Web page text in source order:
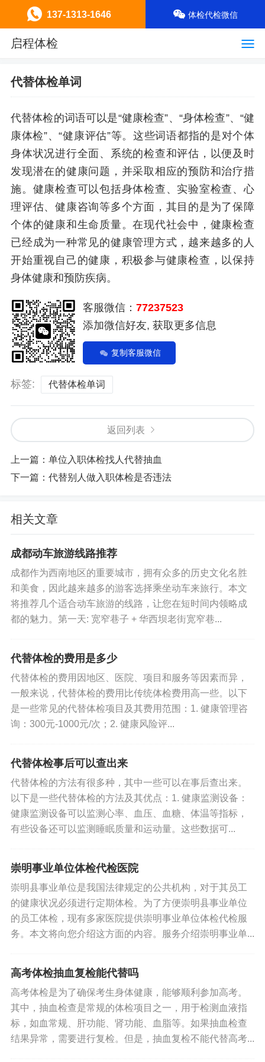
启程体检
代替体检单词
代替体检的词语可以是“健康检查”、“身体检查”、“健
康体检”、“健康评估”等。这些词语都指的是对个体
身体状况进行全面、系统的检查和评估，以便及时
发现潜在的健康问题，并采取相应的预防和治疗措
施。健康检查可以包括身体检查、实验室检查、心
理评估、健康咨询等多个方面，其目的是为了保障
个体的健康和生命质量。在现代社会中，健康检查
已经成为一种常见的健康管理方式，越来越多的人
开始重视自己的健康，积极参与健康检查，以保持
身体健康和预防疾病。
客服微信： 77237523
添加微信好友, 获取更多信息
复制客服微信
标签: 代替体检单词
返回列表
上一篇： 单位入职体检找人代替抽血
下一篇： 代替别人做入职体检是否违法
相关文章
成都动车旅游线路推荐
成都作为西南地区的重要城市，拥有众多的历史文化名胜
和美食，因此越来越多的游客选择乘坐动车来旅行。本文
将推荐几个适合动车旅游的线路，让您在短时间内领略成
都的魅力。第一天: 宽窄巷子 + 华西坝老街宽窄巷...
代替体检的费用是多少
代替体检的费用因地区、医院、项目和服务等因素而异，
一般来说，代替体检的费用比传统体检费用高一些。以下
是一些常见的代替体检项目及其费用范围：1. 健康管理咨
询：300元-1000元/次；2. 健康风险评...
代替体检事后可以查出来
代替体检的方法有很多种，其中一些可以在事后查出来。
以下是一些代替体检的方法及其优点：1. 健康监测设备：
健康监测设备可以监测心率、血压、血糖、体温等指标，
有些设备还可以监测睡眠质量和运动量。这些数据可...
崇明事业单位体检代检医院
崇明县事业单位是我国法律规定的公共机构，对于其员工
的健康状况必须进行定期体检。为了方便崇明县事业单位
的员工体检，现有多家医院提供崇明事业单位体检代检服
务。本文将向您介绍这方面的内容。服务介绍崇明事业单...
高考体检抽血复检能代替吗
高考体检是为了确保考生身体健康，能够顺利参加高考。
其中，抽血检查是常规的体检项目之一，用于检测血液指
标，如血常规、肝功能、肾功能、血脂等。如果抽血检查
结果异常，需要进行复检。但是，抽血复检不能代替高考...
137-1313-1646 体检代检微信